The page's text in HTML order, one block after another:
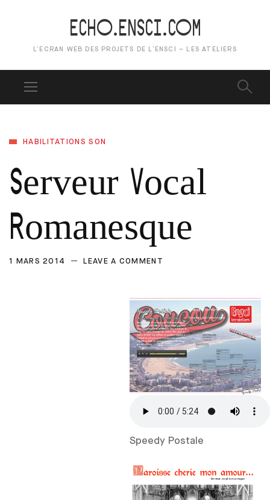
ECHO.ENSCI.COM
L’ECRAN WEB DES PROJETS DE L’ENSCI – LES ATELIERS
HABILITATIONS SON
Serveur Vocal
Romanesque
1 MARS 2014 LEAVE A COMMENT
Speedy Postale